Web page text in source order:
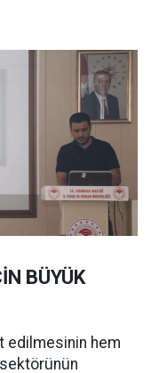
BÜYÜK
edilmesinin hem
sektörünün